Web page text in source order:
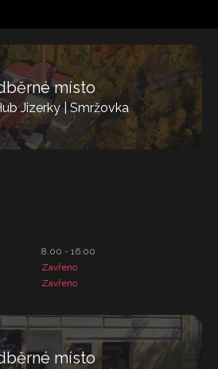
místo
Jizerky | Smržovka
8.00 - 16.00
Zavřeno
Zavřeno
místo